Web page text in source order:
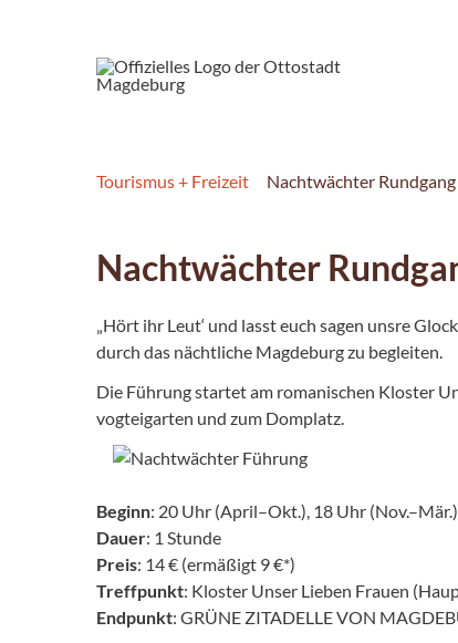
Tourismus + Freizeit Nachtwächter Rundgang
Nachtwächter
„Hört ihr Leut‘ und lasst euch sagen unsre
durch das nächtliche Magdeburg zu begleiten.
Die Führung startet am romanischen Kloster
vogtei­garten und zum Domplatz.
Beginn: 20 Uhr (April–Okt.), 18 Uhr (Nov.–Mär.)
Dauer: 1 Stunde
Preis: 14 € (ermäßigt 9 €*)
Treffpunkt: Kloster Unser Lieben Frauen
Endpunkt: GRÜNE ZITADELLE VON